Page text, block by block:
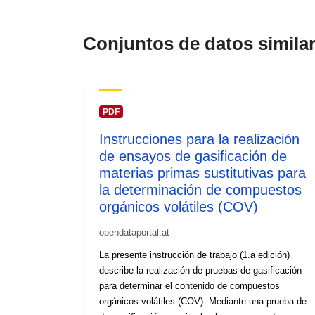
Conjuntos de datos
PDF
Instrucciones para la realización
de ensayos de gasificación de
materias primas sustitutivas para
la determinación de compuestos
orgánicos volátiles (COV)
opendataportal.at
La presente instrucción de trabajo (1.a edición)
describe la realización de pruebas de gasificación
para determinar el contenido de compuestos
orgánicos volátiles (COV). Mediante una prueba de